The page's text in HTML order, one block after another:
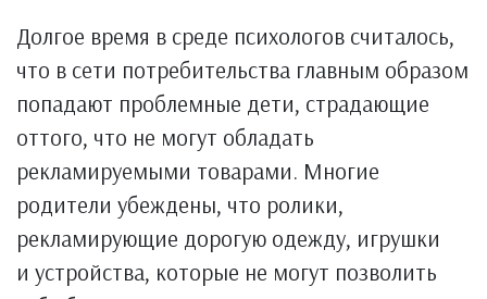
Долгое время в среде психологов считалось,
что в сети потребительства главным образом
попадают проблемные дети, страдающие
оттого, что не могут обладать
рекламируемыми товарами. Многие
родители убеждены, что ролики,
рекламирующие дорогую одежду, игрушки
и устройства, которые не могут позволить